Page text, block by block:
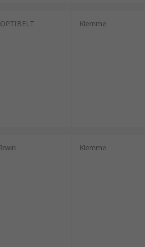
OPTIBELT Klemme
Irwin Klemme